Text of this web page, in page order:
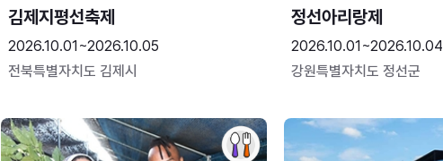
김제지평선축제
2026.10.01~2026.10.05
전북특별자치도 김제시
정선아리랑제
2026.10.01~2026.10.04
강원특별자치도 정선군